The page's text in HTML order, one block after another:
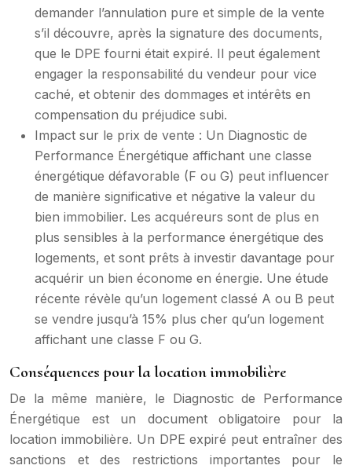
demander l’annulation pure et simple de la vente
s’il découvre, après la signature des documents,
que le DPE fourni était expiré. Il peut également
engager la responsabilité du vendeur pour vice
caché, et obtenir des dommages et intérêts en
compensation du préjudice subi.
Impact sur le prix de vente : Un Diagnostic de
Performance Énergétique affichant une classe
énergétique défavorable (F ou G) peut influencer
de manière significative et négative la valeur du
bien immobilier. Les acquéreurs sont de plus en
plus sensibles à la performance énergétique des
logements, et sont prêts à investir davantage pour
acquérir un bien économe en énergie. Une étude
récente révèle qu’un logement classé A ou B peut
se vendre jusqu’à 15% plus cher qu’un logement
affichant une classe F ou G.
Conséquences pour la location immobilière
De la même manière, le Diagnostic de Performance
Énergétique est un document obligatoire pour la
location immobilière. Un DPE expiré peut entraîner des
sanctions et des restrictions importantes pour le